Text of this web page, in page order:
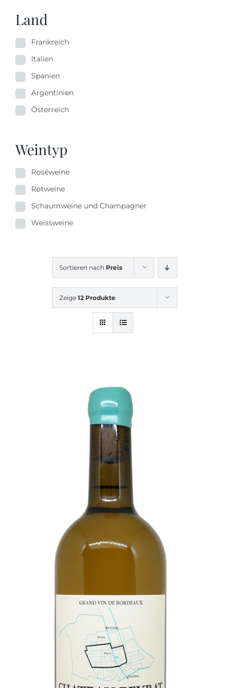
Sortieren nach Preis
Zeige 12 Produkte
Land
Frankreich
Italien
Spanien
Argentinien
Österreich
Weintyp
Roséweine
Rotweine
Schaumweine und Champagner
Weissweine